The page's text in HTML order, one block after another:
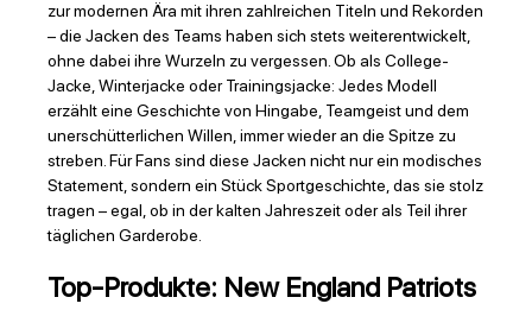
zur modernen Ära mit ihren zahlreichen Titeln und Rekorden
– die Jacken des Teams haben sich stets weiterentwickelt,
ohne dabei ihre Wurzeln zu vergessen. Ob als College-
Jacke, Winterjacke oder Trainingsjacke: Jedes Modell
erzählt eine Geschichte von Hingabe, Teamgeist und dem
unerschütterlichen Willen, immer wieder an die Spitze zu
streben. Für Fans sind diese Jacken nicht nur ein modisches
Statement, sondern ein Stück Sportgeschichte, das sie stolz
tragen – egal, ob in der kalten Jahreszeit oder als Teil ihrer
täglichen Garderobe.
Top-Produkte: New England Patriots